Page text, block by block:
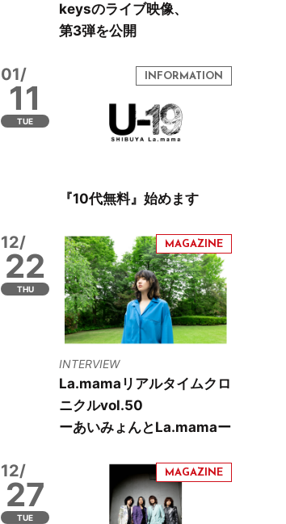
keysのライブ映像、
第3弾を公開
01/
11
TUE
『10代無料』始めます
12/
22
THU
INTERVIEW
La.mamaリアルタイムクロ
ニクルvol.50
ーあいみょんとLa.mamaー
12/
27
TUE